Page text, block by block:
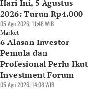
Hari Ini, 5 Agustus
2026: Turun Rp4.000
05 Agu 2026, 11:48 WIB
Market
6 Alasan Investor
Pemula dan
Profesional Perlu Ikut
Investment Forum
05 Agu 2026, 14:08 WIB